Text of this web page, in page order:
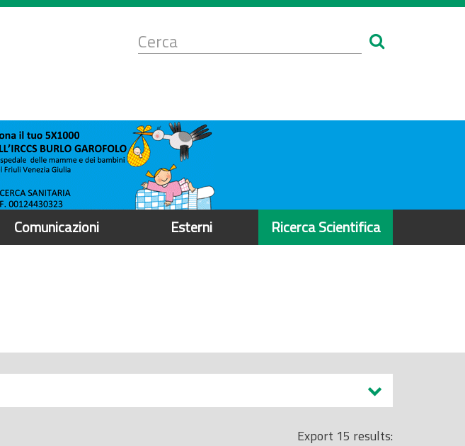
Form
di
Comunicazioni Esterni Ricerca Scientifica
Export 15 results: